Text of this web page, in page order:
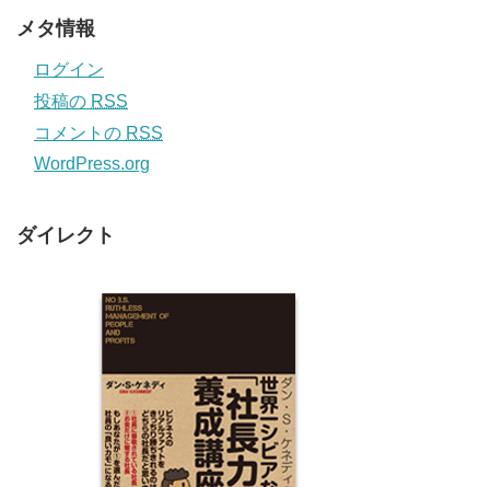
メタ情報
ログイン
投稿の RSS
コメントの RSS
WordPress.org
ダイレクト